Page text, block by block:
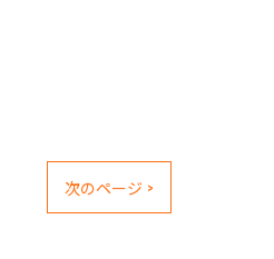
次のページ >